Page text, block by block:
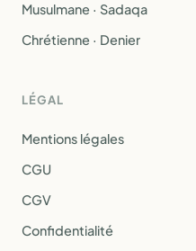
Musulmane · Sadaqa
Chrétienne · Denier
LÉGAL
Mentions légales
CGU
CGV
Confidentialité